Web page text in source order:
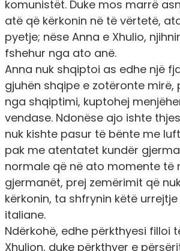
komunistët. Duke mos marrë
atë që kërkonin në të vërtetë,
pyetje; nëse Anna e Xhulio,
fshehur nga ato anë.
Anna nuk shqiptoi as edhe një
gjuhën shqipe e zotëronte mirë,
nga shqiptimi, kuptohej
vendase. Ndonëse ajo ishte
nuk kishte pasur të bënte me
pak me atentatet kundër
normale që në ato momente të
gjermanët, prej zemërimit që
kërkonin, ta shfrynin këtë
italiane.
Ndërkohë, edhe përkthyesi filloi
Xhulion, duke përkthyer e